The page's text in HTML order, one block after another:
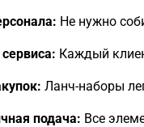
Не нужно
Каждый
Ланч-наборы
подача: Все